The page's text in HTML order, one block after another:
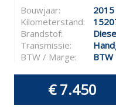
Bouwjaar:
2015
Kilometerstand:
Brandstof:
Transmissie:
BTW / Marge:
BTW
€ 7.450